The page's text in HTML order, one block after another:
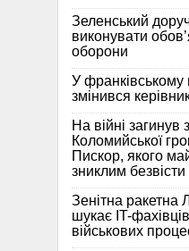
Зеленський
виконувати
оборони
У франківському
змінився
На війні загинув
Коломийської
Пискор, якого
зниклим безвісти
Зенітна ракетна
шукає IT-
військових